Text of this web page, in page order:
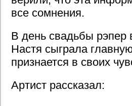
все сомнения.
В день свадьбы рэпер
Настя сыграла
признается в своих
Артист рассказал: